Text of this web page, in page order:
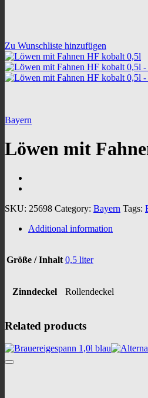
Zu Wunschliste hinzufügen
Bayern
Löwen mit
SKU: 25698 Category: Bayern Tags:
Additional information
Größe / Inhalt 0,5 liter
Zinndeckel Rollendeckel
Related products